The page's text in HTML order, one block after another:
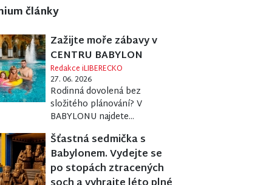
články
Zažijte moře zábavy v
CENTRU BABYLON
Redakce iLIBERECKO
27. 06. 2026
Rodinná dovolená bez
složitého plánování? V
BABYLONU najdete...
Šťastná sedmička s
Babylonem. Vydejte se
po stopách ztracených